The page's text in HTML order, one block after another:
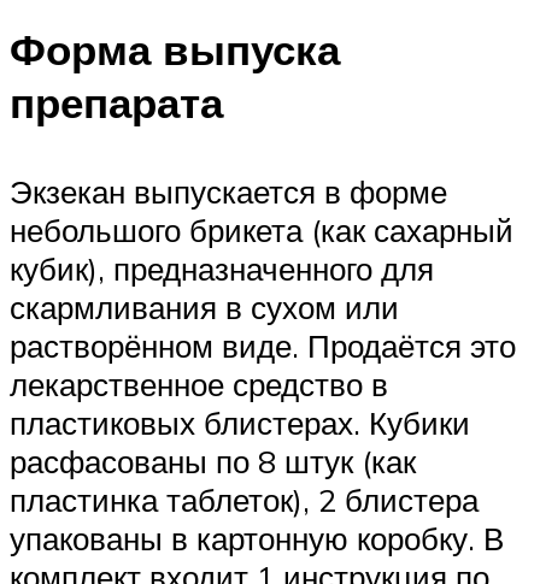
Форма выпуска
препарата
Экзекан выпускается в форме
небольшого брикета (как сахарный
кубик), предназначенного для
скармливания в сухом или
растворённом виде. Продаётся это
лекарственное средство в
пластиковых блистерах. Кубики
расфасованы по 8 штук (как
пластинка таблеток), 2 блистера
упакованы в картонную коробку. В